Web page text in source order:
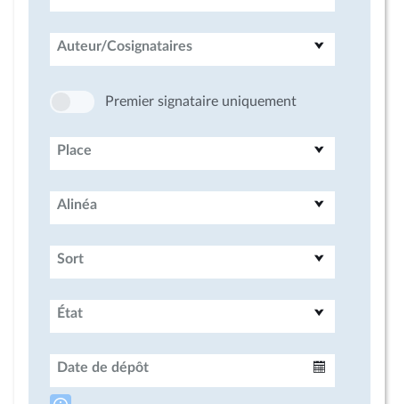
Auteur/Cosignataires
Premier signataire uniquement
Place
Alinéa
Sort
État
Date de dépôt